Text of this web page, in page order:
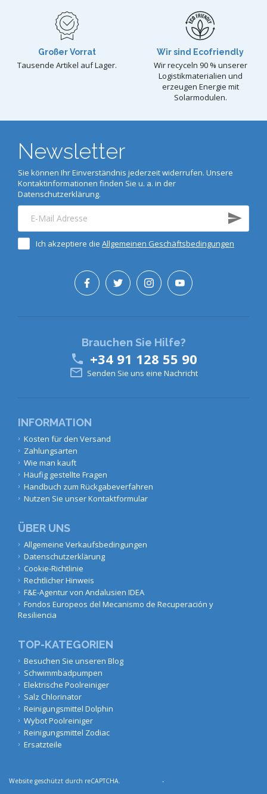
Großer Vorrat
Tausende Artikel auf Lager.
Wir sind Ecofriendly
Wir recyceln 90 % unserer
Logistikmaterialien und
erzeugen Energie mit
Solarmodulen.
Newsletter
Sie können Ihr Einverständnis jederzeit widerrufen. Unsere
Kontaktinformationen finden Sie u. a. in der
Datenschutzerklärung.
Ich akzeptiere die Allgemeinen Geschäftsbedingungen
INFORMATION
Kosten für den Versand
Zahlungsarten
Wie man kauft
Häufig gestellte Fragen
Handbuch zum Rückgabeverfahren
Nutzen Sie unser Kontaktformular
ÜBER UNS
Allgemeine Verkaufsbedingungen
Datenschutzerklärung
Cookie-Richtlinie
Rechtlicher Hinweis
F&E-Agentur von Andalusien IDEA
Fondos Europeos del Mecanismo de Recuperación y
Resiliencia
TOP-KATEGORIEN
Besuchen Sie unseren Blog
Schwimmbadpumpen
Elektrische Poolreiniger
Salz Chlorinator
Reinigungsmittel Dolphin
Wybot Poolreiniger
Reinigungsmittel Zodiac
Ersatzteile
Brauchen Sie Hilfe?
 +34 91 128 55 90
 Senden Sie uns eine Nachricht
Website geschützt durch reCAPTCHA. -